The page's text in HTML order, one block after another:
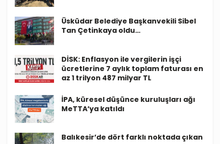
Üsküdar Belediye Başkanvekili Sibel
Tan Çetinkaya oldu…
DİSK: Enflasyon ile vergilerin işçi
ücretlerine 7 aylık toplam faturası en
az 1 trilyon 487 milyar TL
İPA, küresel düşünce kuruluşları ağı
MeTTA’ya katıldı
Balıkesir’de dört farklı noktada çıkan